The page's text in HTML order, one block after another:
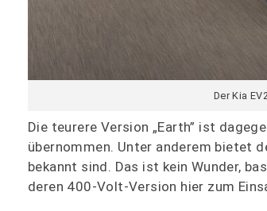
Der Kia
Die teurere Version „Earth” ist
übernommen. Unter anderem bietet
bekannt sind. Das ist kein Wunder,
deren 400-Volt-Version hier zum